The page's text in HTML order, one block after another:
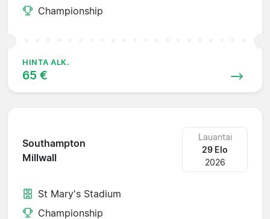
Championship
HINTA ALK.
65 €
Southampton
Millwall
Lauantai
29 Elo
2026
St Mary's Stadium
Championship